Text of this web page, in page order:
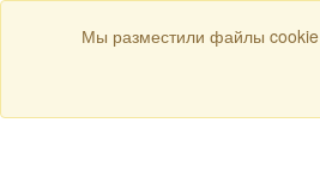
Мы разместили файлы cookie